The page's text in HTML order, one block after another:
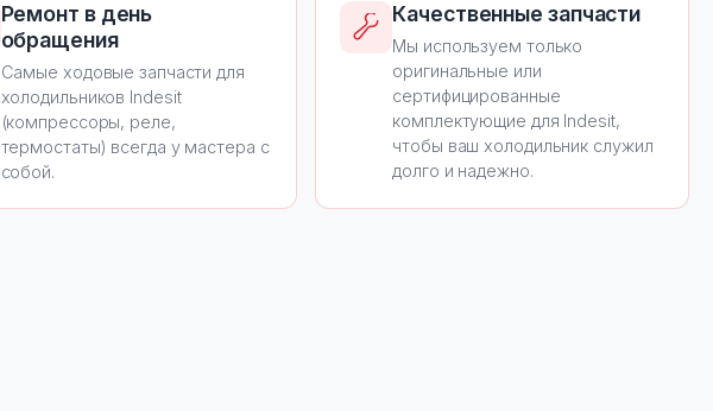
Ремонт в день
обращения
Самые ходовые запчасти для
холодильников Indesit
(компрессоры, реле,
термостаты) всегда у мастера с
собой.
Качественные запчасти
Мы используем только
оригинальные или
сертифицированные
комплектующие для Indesit,
чтобы ваш холодильник служил
долго и надежно.